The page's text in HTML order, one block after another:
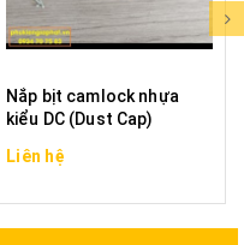
Nắp bịt camlock nhựa
kiểu DC (Dust Cap)
Liên hệ